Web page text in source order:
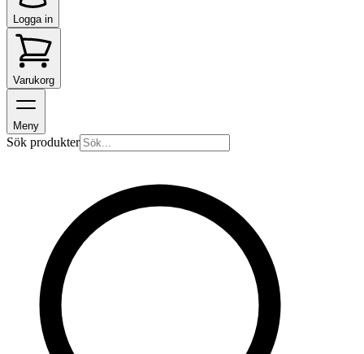
Logga in
Varukorg
Meny
Sök produkter